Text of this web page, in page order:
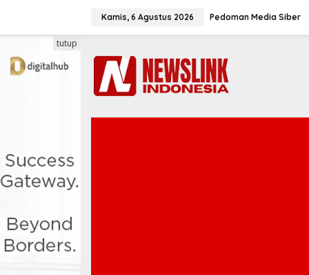
Kamis, 6 Agustus 2026 Pedoman Media Siber
tutup